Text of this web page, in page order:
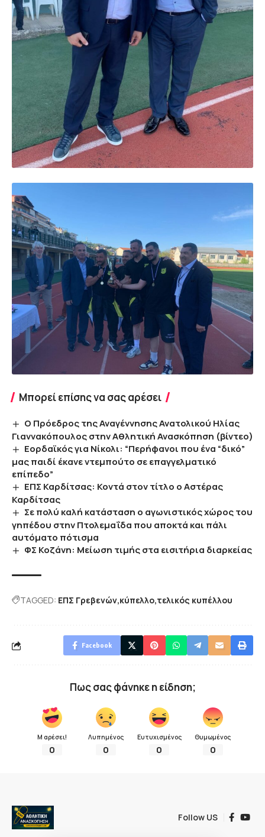
Μπορεί επίσης να σας αρέσει
Ο Πρόεδρος της Αναγέννησης Ανατολικού Ηλίας
Γιαννακόπουλος στην Αθλητική Ανασκόπηση (βίντεο)
Εορδαϊκός για Νίκολι: “Περήφανοι που ένα “δικό”
μας παιδί έκανε ντεμπούτο σε επαγγελματικό
επίπεδο”
ΕΠΣ Καρδίτσας: Κοντά στον τίτλο ο Αστέρας
Καρδίτσας
Σε πολύ καλή κατάσταση ο αγωνιστικός χώρος του
γηπέδου στην Πτολεμαΐδα που αποκτά και πάλι
αυτόματο πότισμα
ΦΣ Κοζάνη: Μείωση τιμής στα εισιτήρια διαρκείας
TAGGED: ΕΠΣ Γρεβενών κύπελλο τελικός κυπέλλου
Facebook
Πως σας φάνηκε η είδηση;
Μ αρέσει!
0
Λυπημένος
0
Ευτυχισμένος
0
Θυμωμένος
0
Follow US